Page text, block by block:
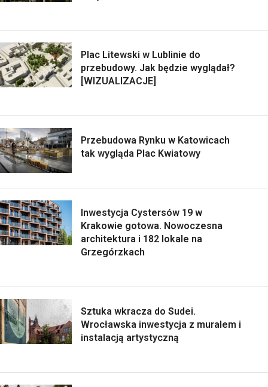
Plac Litewski w Lublinie do
przebudowy. Jak będzie wyglądał?
[WIZUALIZACJE]
Przebudowa Rynku w Katowicach
tak wygląda Plac Kwiatowy
Inwestycja Cystersów 19 w
Krakowie gotowa. Nowoczesna
architektura i 182 lokale na
Grzegórzkach
Sztuka wkracza do Sudei.
Wrocławska inwestycja z muralem i
instalacją artystyczną